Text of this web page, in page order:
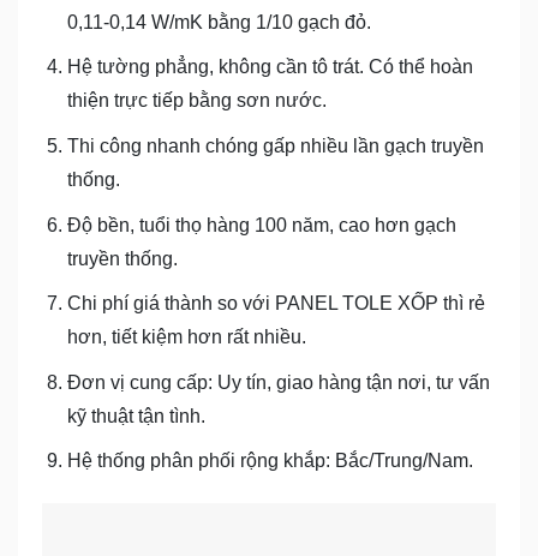
0,11-0,14 W/mK bằng 1/10 gạch đỏ.
Hệ tường phẳng, không cần tô trát. Có thể hoàn
thiện trực tiếp bằng sơn nước.
Thi công nhanh chóng gấp nhiều lần gạch truyền
thống.
Độ bền, tuổi thọ hàng 100 năm, cao hơn gạch
truyền thống.
Chi phí giá thành so với PANEL TOLE XỐP thì rẻ
hơn, tiết kiệm hơn rất nhiều.
Đơn vị cung cấp: Uy tín, giao hàng tận nơi, tư vấn
kỹ thuật tận tình.
Hệ thống phân phối rộng khắp: Bắc/Trung/Nam.